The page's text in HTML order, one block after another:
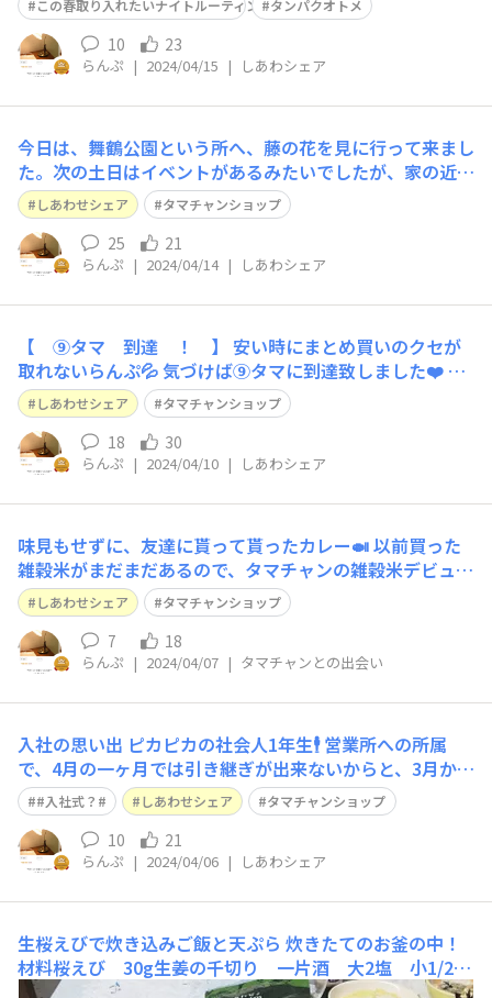
😅 何かで、寝る１時間前にプロテインを飲むと熟睡出来
ると言ってました🎶
この春取り入れたいナイトルーティン タンパクオトメ
10 23
らんぷ | 2024/04/15 | しあわシェア
今日は、舞鶴公園という所へ、藤の花を見に行って来まし
た。次の土日はイベントがあるみたいでしたが、家の近く
が満開だったので。 残念ながら藤の花は３〜４分咲き。
でも、今を盛りと八重桜、咲き始めのツツジ、ほんの少し
咲いてた牡丹芍薬、久しぶりに聴く鳥の声🐦癒やされて
来ました。
しあわせシェア タマチャンショップ
25 21
らんぷ | 2024/04/14 | しあわシェア
【 ⑨タマ 到達 ！ 】 安い時にまとめ買いのクセが
取れないらんぷ💦 気づけば⑨タマに到達致しました❤️ 都
城のまいひかり、絶対美味しいだろうなぁ😍 これは先
ず、白米だけで味合わねば！ 慌てて野菜室の野菜を除け
て、入れました😊 三十雑穀米は、元気になる 赤！ 楽し
みだなぁ・・・😋 今回は、ス
しあわせシェア タマチャンショップ
18 30
らんぷ | 2024/04/10 | しあわシェア
味見もせずに、友達に貰って貰ったカレー🍛 以前買った
雑穀米がまだまだあるので、タマチャンの雑穀米デビュー
は先になります🥺
しあわせシェア タマチャンショップ
7 18
らんぷ | 2024/04/07 | タマチャンとの出会い
入社の思い出 ピカピカの社会人1年生🕴 営業所への所属
で、4月の一ヶ月では引き継ぎが出来ないからと、3月から
アルバイトで通勤。 いざ！ 4/1！ 新入社員！ と思い、
スーツ姿で出勤🕴 ところが、上司からも先輩からも営業の
方々からも、何のお言葉もなく、普通に窓開けて空気の入
れ換えして掃除して(小
#入社式？# しあわせシェア タマチャンショップ
10 21
らんぷ | 2024/04/06 | しあわシェア
生桜えびで炊き込みご飯と天ぷら 炊きたてのお釜の中！
材料桜えび 30g生姜の千切り 一片酒 大2塩 小1/2
花藻塩使用お米 2合水 適量みらいのしょうが 小1し